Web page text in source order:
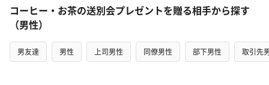
コーヒー・お茶の送別会プレゼントを贈る相手から探す
（男性）
男友達 男性 上司男性 同僚男性 部下男性 取引先